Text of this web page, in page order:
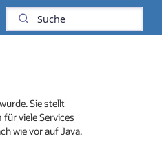
Sie stellt
viele Services
wie vor auf Java.